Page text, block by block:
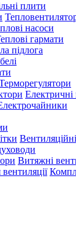
плити
насоси
гармати
підлога
Електричні
Витяжні